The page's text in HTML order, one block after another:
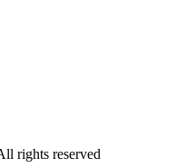
rights reserved